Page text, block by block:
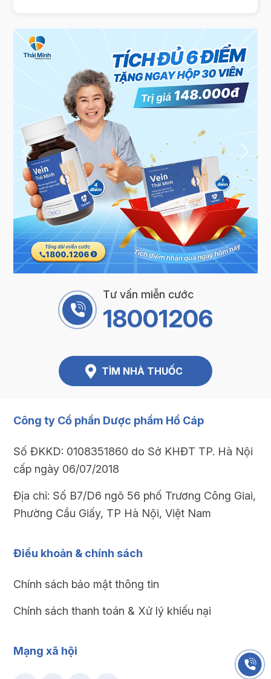
Tư vấn miễn cước
18001206
TÌM NHÀ THUỐC
Công ty Cổ phần Dược phẩm Hổ Cáp
Số ĐKKD: 0108351860 do Sở KHĐT TP. Hà Nội
cấp ngày 06/07/2018
Địa chỉ: Số B7/D6 ngõ 56 phố Trương Công Giai,
Phường Cầu Giấy, TP Hà Nội, Việt Nam
Điều khoản & chính sách
Chính sách bảo mật thông tin
Chính sách thanh toán & Xử lý khiếu nại
Mạng xã hội